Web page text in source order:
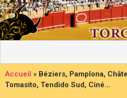
Accueil » Béziers, Pamplona,
Tomasito, Tendido Sud, Ciné…